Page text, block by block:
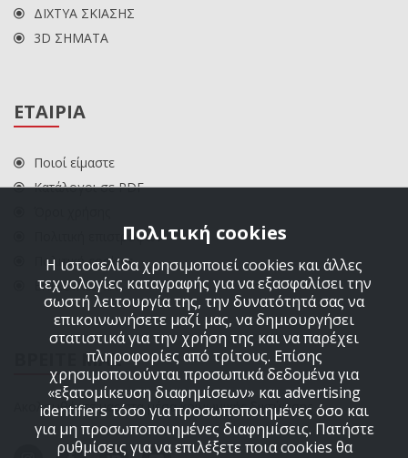
ΔΙΧΤΥΑ ΣΚΙΑΣΗΣ
3D ΣΗΜΑΤΑ
ΕΤΑΙΡΙΑ
Ποιοί είμαστε
Κατάλογοι σε PDF
Πολιτική επιστροφών
Πολιτική cookies
ΕΠΙΚΟΙΝΩΝΙΑ
ΒΡΕΙΤΕ ΜΑΣ
Ακολουθήστε μας στα μέσα κοινωνικής δικτύωσης
Πολιτική cookies
Η ιστοσελίδα χρησιμοποιεί cookies και άλλες
τεχνολογίες καταγραφής για να εξασφαλίσει την
σωστή λειτουργία της, την δυνατότητά σας να
επικοινωνήσετε μαζί μας, να δημιουργήσει
στατιστικά για την χρήση της και να παρέχει
πληροφορίες από τρίτους. Επίσης
χρησιμοποιούνται προσωπικά δεδομένα για
«εξατομίκευση διαφημίσεων» και advertising
identifiers τόσο για προσωποποιημένες όσο και
για μη προσωποποιημένες διαφημίσεις. Πατήστε
ρυθμίσεις για να επιλέξετε ποια cookies θα